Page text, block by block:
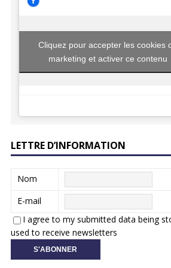
Cliquez pour accepter les cookies
marketing et activer ce contenu
LETTRE D’INFORMATION
Nom
E-mail
I agree to my submitted data being
used to receive newsletters